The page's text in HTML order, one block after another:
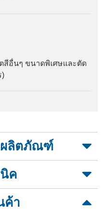
สีอื่นๆ ขนาดพิเศษและตัด
)
ลิตภัณฑ์
ละไฟฟ้าที่ดีเยี่ยม
ค
านข้อ
ค้า